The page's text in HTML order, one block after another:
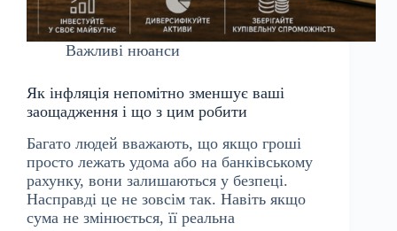
Важливі нюанси
Як інфляція непомітно зменшує ваші
заощадження і що з цим робити
Багато людей вважають, що якщо гроші
просто лежать удома або на банківському
рахунку, вони залишаються у безпеці.
Насправді це не зовсім так. Навіть якщо
сума не змінюється, її реальна